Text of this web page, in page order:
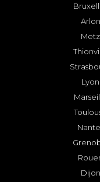
Arlon
Metz
Lyon
Dijon